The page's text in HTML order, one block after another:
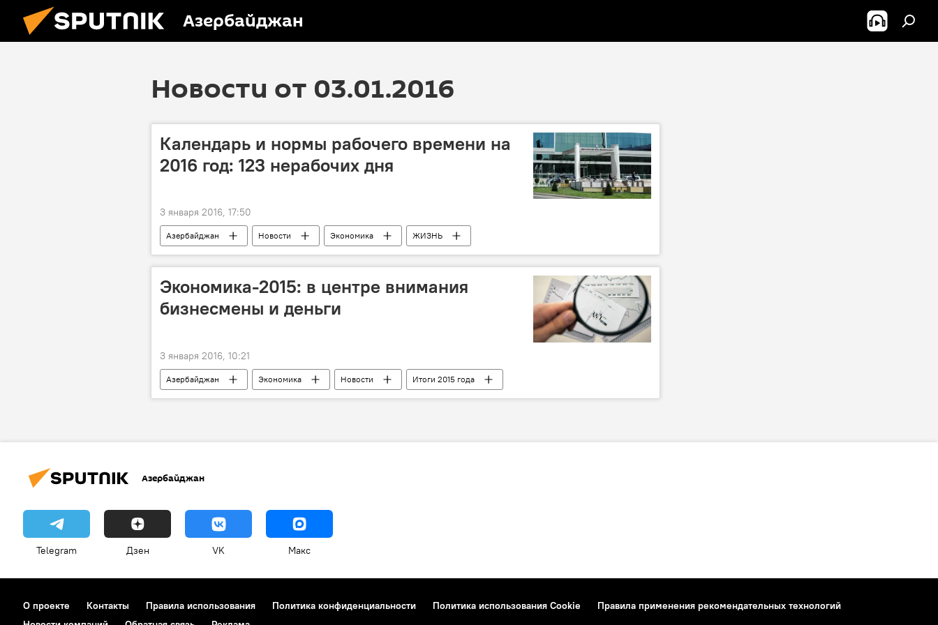
Азербайджан
Новости от 03.01.2016
Календарь и нормы рабочего времени на
2016 год: 123 нерабочих дня
3 января 2016, 17:50
Азербайджан Новости Экономика
ЖИЗНЬ
Министерство труда и социальной защиты населения Азербайджана
Нерабочие дни
Экономика-2015: в центре внимания
бизнесмены и деньги
3 января 2016, 10:21
Азербайджан Экономика Новости Итоги 2015 года
Азербайджан
Telegram Дзен VK Макс
О проекте Контакты Правила использования Политика конфиденциальности Политика использования Cookie
Правила применения рекомендательных технологий